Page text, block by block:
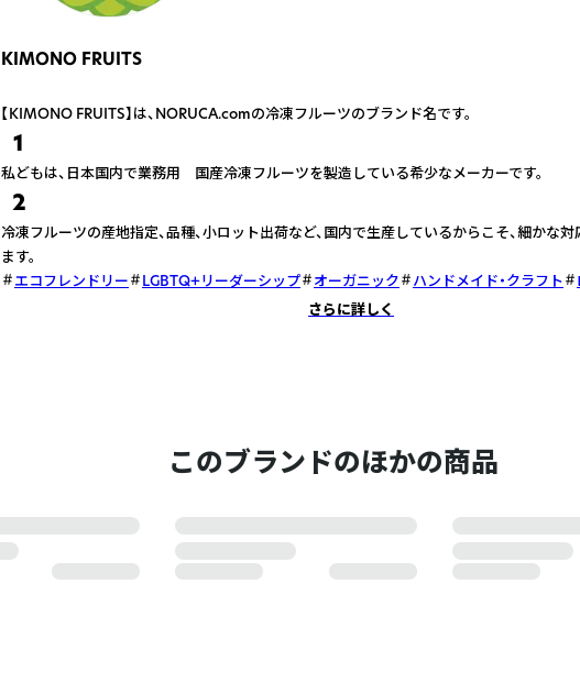
KIMONO FRUITS
【KIMONO FRUITS】は、NORUCA.comの冷凍フルーツのブランド名です。
1
私どもは、日本国内で業務用 国産冷凍フルーツを製造している希少なメーカーです。
2
冷凍フルーツの産地指定、品種、小ロット出荷など、国内で生産しているからこそ、細かな
ます。
エコフレンドリー
LGBTQ+リーダーシップ オーガニック ハンドメイド・クラフト
さらに詳しく
このブランドのほかの商品